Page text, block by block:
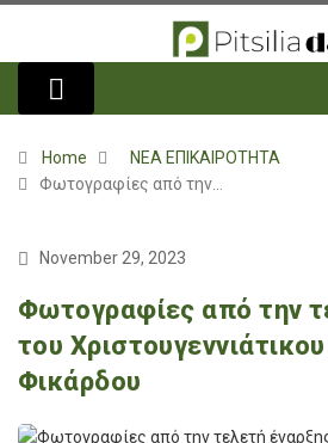
Home
ΝΕΑ ΕΠΙΚΑΙΡΟΤΗΤΑ
Φωτογραφίες από την…
November 29, 2023
Φωτογραφίες από την
του
Φικάρδου